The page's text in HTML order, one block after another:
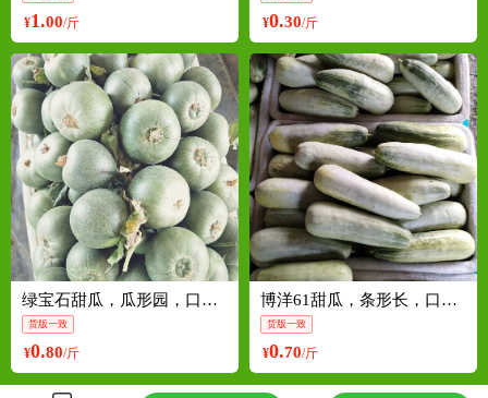
¥1.00/斤 ¥0.30/斤
绿宝石甜瓜，瓜形园，口感甜，耐运输，量大丛优诚信经营！
货版一致
¥0.80/斤
博洋61甜瓜，条形长，口感甜，成熟上市， 产地直发。
货版一致
¥0.70/斤